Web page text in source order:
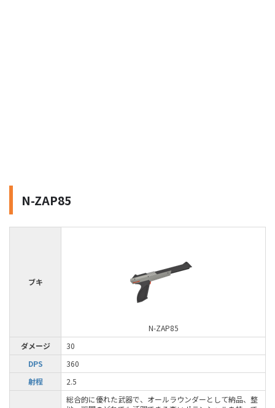
N-ZAP85
ブキ
N-ZAP85
ダメージ
30
DPS
360
射程
2.5
総合的に優れた武器で、オールラウンダーとして納品、整